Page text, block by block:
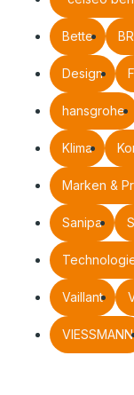
Bette
Design
hansgrohe
Klima
Marken &
Sanipa
Vaillant
VIESSMANN